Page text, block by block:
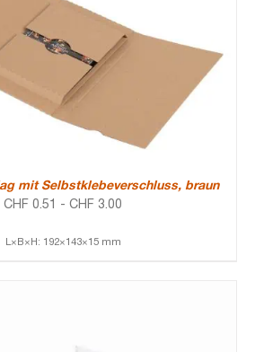
mit Selbstklebeverschluss, braun
CHF 0.51 - CHF 3.00
L×B×H: 192×143×15 mm